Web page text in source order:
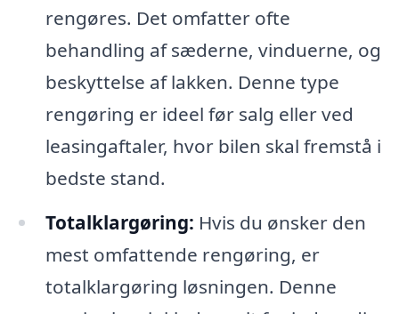
rengøres. Det omfatter ofte
behandling af sæderne, vinduerne, og
beskyttelse af lakken. Denne type
rengøring er ideel før salg eller ved
leasingaftaler, hvor bilen skal fremstå i
bedste stand.
Totalklargøring: Hvis du ønsker den
mest omfattende rengøring, er
totalklargøring løsningen. Denne